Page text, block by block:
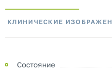
КЛИНИЧЕСКИЕ
Состояние